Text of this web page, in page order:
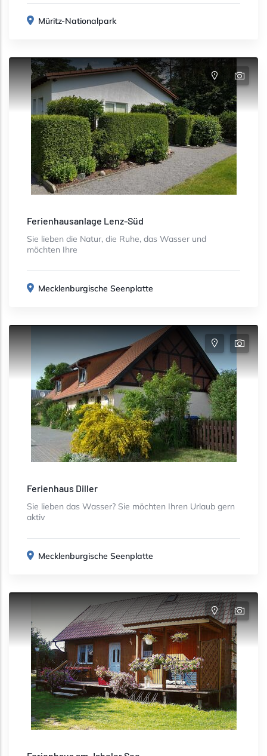
Müritz-Nationalpark
Ferienhausanlage Lenz-Süd
Sie lieben die Natur, die Ruhe, das Wasser und
möchten Ihre
Mecklenburgische Seenplatte
Ferienhaus Diller
Sie lieben das Wasser? Sie möchten Ihren Urlaub gern
aktiv
Mecklenburgische Seenplatte